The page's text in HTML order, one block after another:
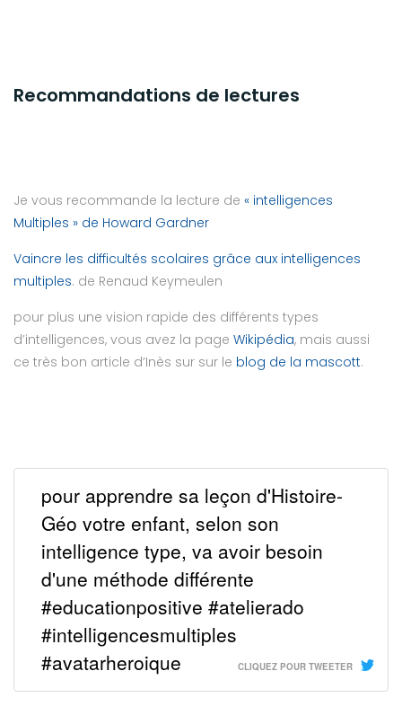
Recommandations de lectures
Je vous recommande la lecture de « intelligences
Multiples » de Howard Gardner
Vaincre les difficultés scolaires grâce aux intelligences
multiples. de Renaud Keymeulen
pour plus une vision rapide des différents types
d’intelligences, vous avez la page Wikipédia, mais aussi
ce très bon article d’Inès sur sur le blog de la mascott.
pour apprendre sa leçon d'Histoire-
Géo votre enfant, selon son
intelligence type, va avoir besoin
d'une méthode différente
#educationpositive #atelierado
#intelligencesmultiples
#avatarheroique
CLIQUEZ POUR TWEETER